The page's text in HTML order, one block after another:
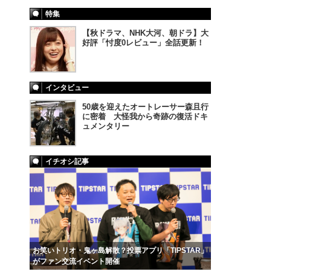
特集
【秋ドラマ、NHK大河、朝ドラ】大
好評「忖度0レビュー」全話更新！
インタビュー
50歳を迎えたオートレーサー森且行
に密着 大怪我から奇跡の復活ドキ
ュメンタリー
イチオシ記事
お笑いトリオ・鬼ヶ島解散？投票アプリ「TIPSTAR」
がファン交流イベント開催